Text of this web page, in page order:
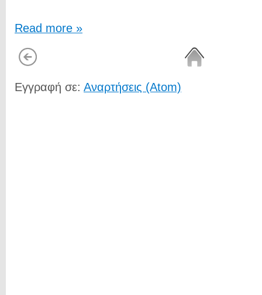
Read more »
Εγγραφή σε: Αναρτήσεις (Atom)